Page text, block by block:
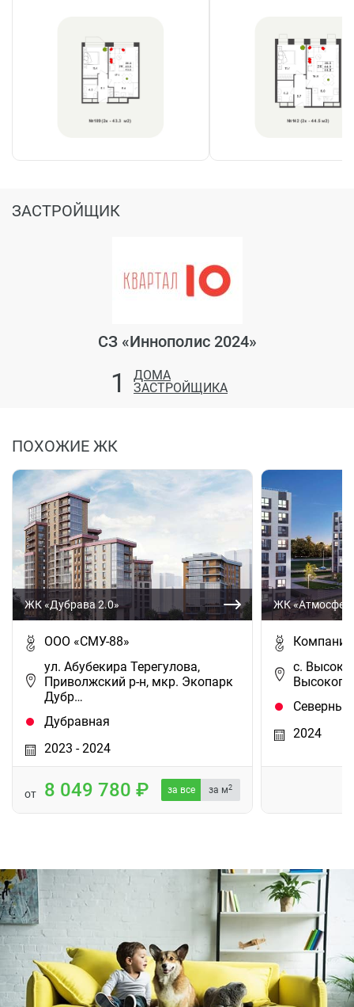
ЗАСТРОЙЩИК
СЗ «Иннополис 2024»
1
ДОМА
ЗАСТРОЙЩИКА
ПОХОЖИЕ ЖК
ЖК «Дубрава 2.0»
ООО «СМУ-88»
ул. Абубекира Терегулова,
Приволжский р-н, мкр. Экопарк
Дубр…
Дубравная
2023 - 2024
от 8 049 780 за все за м2
ЖК
с.
Северный
2024